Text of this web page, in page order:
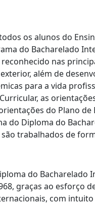
os alunos do
do Bacharelado
nas
além de
para a vida
as
do Plano de
do Diploma do
trabalhados de
do Bacharelado
graças ao esforço
com